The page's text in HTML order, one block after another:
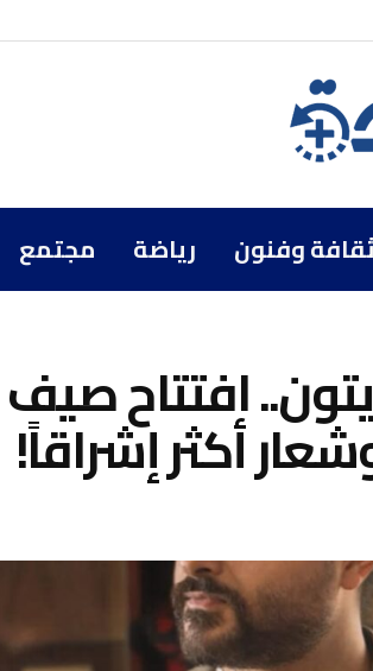
وفنون رياضة مجتمع
أكثر إشراقاً!